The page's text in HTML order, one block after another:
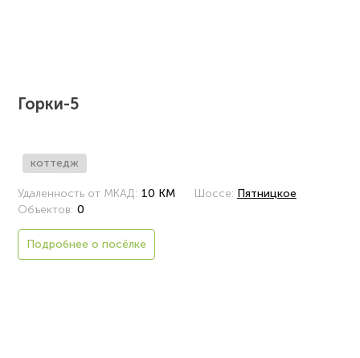
Горки-5
коттедж
Удаленность от МКАД: 10 КМ Шоссе: Пятницкое
Объектов: 0
Подробнее о посёлке